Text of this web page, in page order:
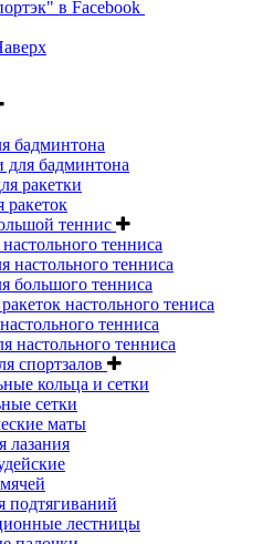
бадминтона
для бадминтона
ракетки
ракеток
теннис
тенниса
настольного тенниса
большого тенниса
настольного тениса
тенниса
настольного тенниса
спортзалов
кольца и сетки
сетки
маты
лазания
подтягиваний
лестницы